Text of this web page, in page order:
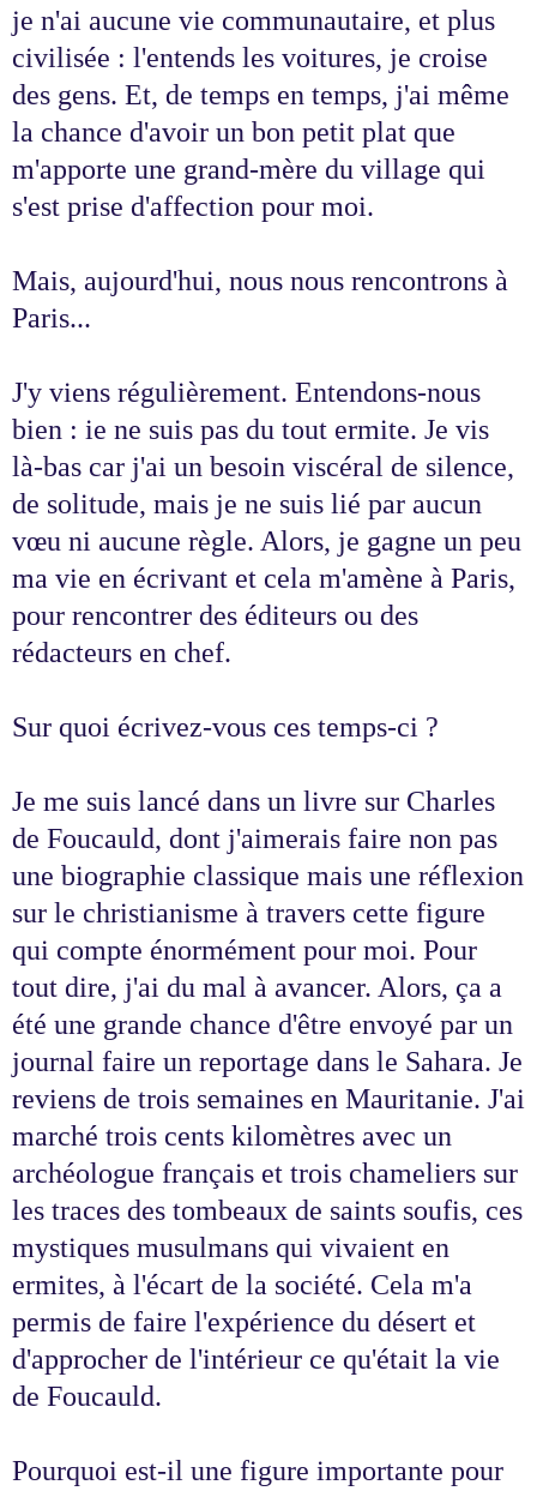
je n'ai aucune vie communautaire, et plus
civilisée : l'entends les voitures, je croise
des gens. Et, de temps en temps, j'ai même
la chance d'avoir un bon petit plat que
m'apporte une grand-mère du village qui
s'est prise d'affection pour moi.
Mais, aujourd'hui, nous nous rencontrons à
Paris...
J'y viens régulièrement. Entendons-nous
bien : ie ne suis pas du tout ermite. Je vis
là-bas car j'ai un besoin viscéral de silence,
de solitude, mais je ne suis lié par aucun
vœu ni aucune règle. Alors, je gagne un peu
ma vie en écrivant et cela m'amène à Paris,
pour rencontrer des éditeurs ou des
rédacteurs en chef.
Sur quoi écrivez-vous ces temps-ci ?
Je me suis lancé dans un livre sur Charles
de Foucauld, dont j'aimerais faire non pas
une biographie classique mais une réflexion
sur le christianisme à travers cette figure
qui compte énormément pour moi. Pour
tout dire, j'ai du mal à avancer. Alors, ça a
été une grande chance d'être envoyé par un
journal faire un reportage dans le Sahara. Je
reviens de trois semaines en Mauritanie. J'ai
marché trois cents kilomètres avec un
archéologue français et trois chameliers sur
les traces des tombeaux de saints soufis, ces
mystiques musulmans qui vivaient en
ermites, à l'écart de la société. Cela m'a
permis de faire l'expérience du désert et
d'approcher de l'intérieur ce qu'était la vie
de Foucauld.
Pourquoi est-il une figure importante pour